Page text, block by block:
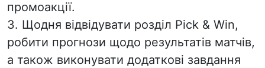
промоакції.
3. Щодня відвідувати розділ Pick & Win,
робити прогнози щодо результатів матчів,
а також виконувати додаткові завдання